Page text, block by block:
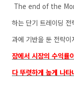
The end of the
하는 단기 트레이딩
과에 기반을 둔 전략이
장에서 시장의 수익률
다 뚜렷하게 높게 나타